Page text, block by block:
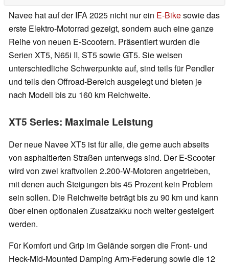
Navee hat auf der IFA 2025 nicht nur ein E-Bikesowie das
erste Elektro-Motorrad gezeigt, sondern auch eine ganze
Reihe von neuen E-Scootern. Präsentiert wurden die
Serien XT5, N65i II, ST5 sowie GT5. Sie weisen
unterschiedliche Schwerpunkte auf, sind teils für Pendler
und teils den Offroad-Bereich ausgelegt und bieten je
nach Modell bis zu 160 km Reichweite.
XT5 Series: Maximale Leistung
Der neue Navee XT5 ist für alle, die gerne auch abseits
von asphaltierten Straßen unterwegs sind. Der E-Scooter
wird von zwei kraftvollen 2.200-W-Motoren angetrieben,
mit denen auch Steigungen bis 45 Prozent kein Problem
sein sollen. Die Reichweite beträgt bis zu 90 km und kann
über einen optionalen Zusatzakku noch weiter gesteigert
werden.
Für Komfort und Grip im Gelände sorgen die Front- und
Heck-Mid-Mounted Damping Arm-Federung sowie die 12